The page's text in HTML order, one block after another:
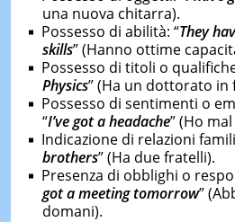
una nuova chitarra).
Possesso di abilità: “They
skills” (Hanno ottime
Possesso di titoli o
Physics” (Ha un dottorato in
Possesso di sentimenti o
“I’ve got a headache” (Ho
Indicazione di relazioni
brothers” (Ha due fratelli).
Presenza di obblighi o
got a meeting tomorrow”
domani).